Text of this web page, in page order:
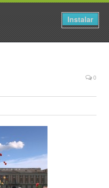
Instalar
0